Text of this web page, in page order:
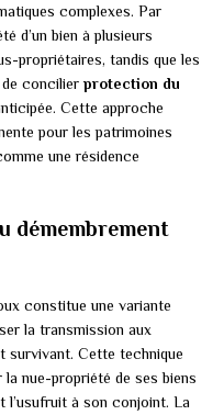
complexes. Par
d’un bien à plusieurs
propriétaires, tandis que les
concilier protection du
Cette approche
pour les patrimoines
une résidence
démembrement
constitue une variante
la transmission aux
survivant. Cette technique
nue-propriété de ses biens
à son conjoint. La